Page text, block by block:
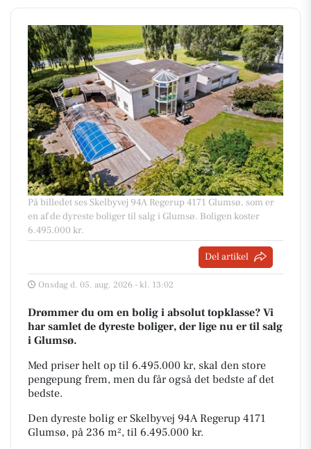
På billedet ses Skelbyvej 94A Regerup 4171 Glumsø, som er
en af de dyreste boliger til salg i Glumsø. Boligen koster
6.495.000 kr.
Del artikel
Onsdag d. 05. aug. 2026 - kl. 13:02
Drømmer du om en bolig i absolut topklasse? Vi
har samlet de dyreste boliger, der lige nu er til salg
i Glumsø.
Med priser helt op til 6.495.000 kr, skal den store
pengepung frem, men du får også det bedste af det
bedste.
Den dyreste bolig er Skelbyvej 94A Regerup 4171
Glumsø, på 236 m², til 6.495.000 kr.